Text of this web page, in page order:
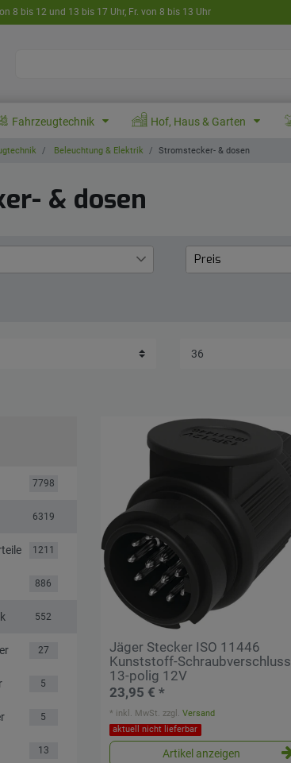
8 bis 12 und 13 bis 17 Uhr, Fr. von 8 bis 13 Uhr
Fahrzeugtechnik Hof, Haus & Garten
Beleuchtung & Elektrik Stromstecker- & dosen
& dosen
Preis
7798
6319
1211
886
552
27
5
5
13
Jäger Stecker ISO 11446
Kunststoff-Schraubverschluss
13-polig 12V
23,95 € *
aktuell nicht lieferbar
Artikel anzeigen
* inkl. MwSt. zzgl.Versand